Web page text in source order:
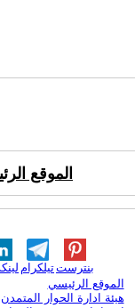
الموقع
تيلكرامبنترست
الموقع الرئيسي
هيئة ادارة الحوار